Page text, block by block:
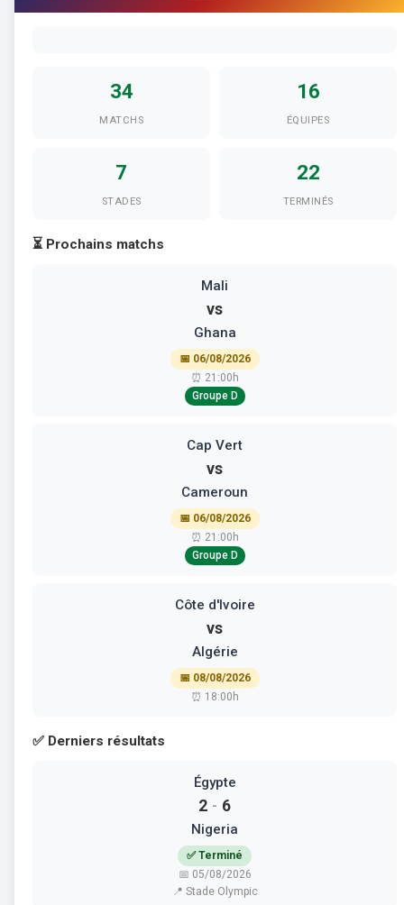
34
MATCHS
16
ÉQUIPES
7
STADES
22
TERMINÉS
⏳ Prochains matchs
Mali
vs
Ghana
📅 06/08/2026
⏰ 21:00h
Groupe D
Cap Vert
vs
Cameroun
📅 06/08/2026
⏰ 21:00h
Groupe D
Côte d'Ivoire
vs
Algérie
📅 08/08/2026
⏰ 18:00h
✅ Derniers résultats
Égypte
2 - 6
Nigeria
✅ Terminé
📅 05/08/2026
📍 Stade Olympic